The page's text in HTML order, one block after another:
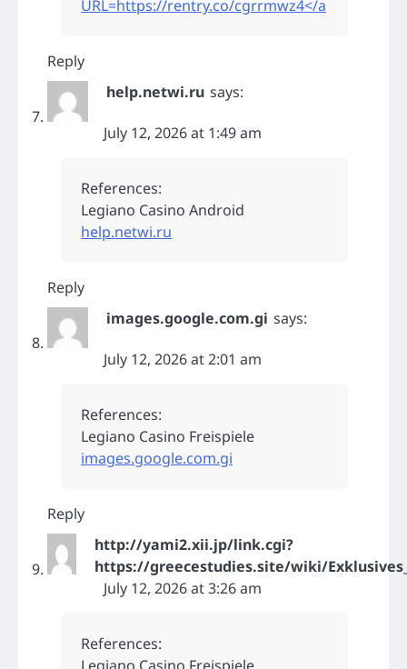
URL=https://rentry.co/cgrrmwz4</a
Reply
help.netwi.ru says:
July 12, 2026 at 1:49 am
References:
Legiano Casino Android
help.netwi.ru
Reply
images.google.com.gi says:
July 12, 2026 at 2:01 am
References:
Legiano Casino Freispiele
images.google.com.gi
Reply
http://yami2.xii.jp/link.cgi?
https://greecestudies.site/wiki/
July 12, 2026 at 3:26 am
References: